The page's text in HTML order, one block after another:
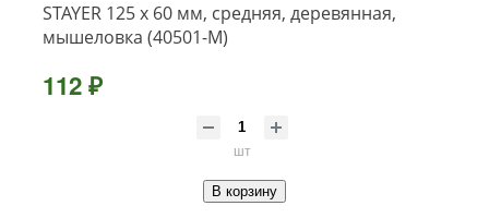
STAYER 125 х 60 мм, средняя, деревянная,
мышеловка (40501-M)
112 ₽
шт
В корзину